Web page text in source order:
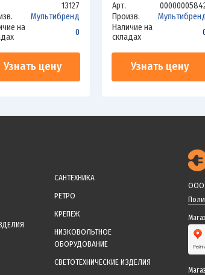
0
13127
Мультибренд
на
0
Узнать цену
Арт.
Произв.
Наличие на
складах
Узнать цену
САНТЕХНИКА
РЕТРО
КРЕПЕЖ
НИЗКОВОЛЬТНОЕ
ОБОРУДОВАНИЕ
СВЕТОТЕХНИЧЕСКИЕ ИЗДЕЛИЯ
ООО